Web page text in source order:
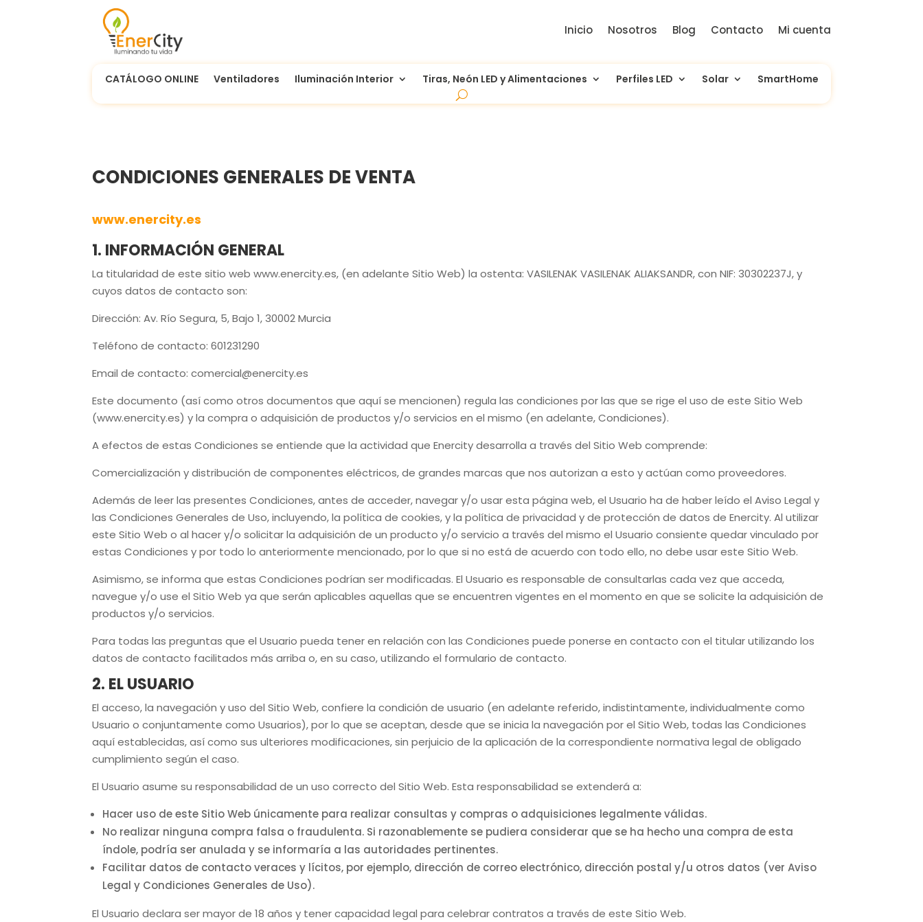
Inicio Nosotros Blog Contacto Mi cuenta
CATÁLOGO ONLINE Ventiladores Iluminación Interior Tiras, Neón LED y Alimentaciones Perfiles LED Solar SmartHome
CONDICIONES GENERALES DE VENTA
www.enercity.es
1. INFORMACIÓN GENERAL
La titularidad de este sitio webwww.enercity.es, (en adelante Sitio Web) la ostenta:VASILENAK VASILENAK ALIAKSANDR, con NIF: 30302237J, y
cuyos datos de contacto son:
Dirección:Av. Río Segura, 5, Bajo 1, 30002 Murcia
Teléfono de contacto:601231290
Email de contacto:comercial@enercity.es
Este documento (así como otros documentos que aquí se mencionen) regula las condiciones por las que se rige el uso de este Sitio Web
(www.enercity.es) y la compra o adquisición de productos y/o servicios en el mismo (en adelante, Condiciones).
A efectos de estas Condiciones se entiende que la actividad queEnercitydesarrolla a través del Sitio Web comprende:
Comercialización y distribución de componentes eléctricos, de grandes marcas que nos autorizan a esto y actúan como proveedores.
Además de leer las presentes Condiciones, antes de acceder, navegar y/o usar esta página web, el Usuario ha de haber leído el Aviso Legal y
las Condiciones Generales de Uso, incluyendo, la política de cookies, y la política de privacidad y de protección de datos deEnercity. Al utilizar
este Sitio Web o al hacer y/o solicitar la adquisición de un producto y/o servicio a través del mismo el Usuario consiente quedar vinculado por
estas Condiciones y por todo lo anteriormente mencionado, por lo que si no está de acuerdo con todo ello, no debe usar este Sitio Web.
Asimismo, se informa que estas Condiciones podrían ser modificadas. El Usuario es responsable de consultarlas cada vez que acceda,
navegue y/o use el Sitio Web ya que serán aplicables aquellas que se encuentren vigentes en el momento en que se solicite la adquisición de
productos y/o servicios.
Para todas las preguntas que el Usuario pueda tener en relación con las Condiciones puede ponerse en contacto con el titular utilizando los
datos de contacto facilitados más arriba o, en su caso, utilizando el formulario de contacto.
2. EL USUARIO
El acceso, la navegación y uso del Sitio Web, confiere la condición de usuario (en adelante referido, indistintamente, individualmente como
Usuario o conjuntamente como Usuarios), por lo que se aceptan, desde que se inicia la navegación por el Sitio Web, todas las Condiciones
aquí establecidas, así como sus ulteriores modificaciones, sin perjuicio de la aplicación de la correspondiente normativa legal de obligado
cumplimiento según el caso.
El Usuario asume su responsabilidad de un uso correcto del Sitio Web. Esta responsabilidad se extenderá a:
Hacer uso de este Sitio Web únicamente para realizar consultas y compras o adquisiciones legalmente válidas.
No realizar ninguna compra falsa o fraudulenta. Si razonablemente se pudiera considerar que se ha hecho una compra de esta
índole, podría ser anulada y se informaría a las autoridades pertinentes.
Facilitar datos de contacto veraces y lícitos, por ejemplo, dirección de correo electrónico, dirección postal y/u otros datos (ver Aviso
Legal y Condiciones Generales de Uso).
El Usuario declara ser mayor de 18 años y tener capacidad legal para celebrar contratos a través de este Sitio Web.